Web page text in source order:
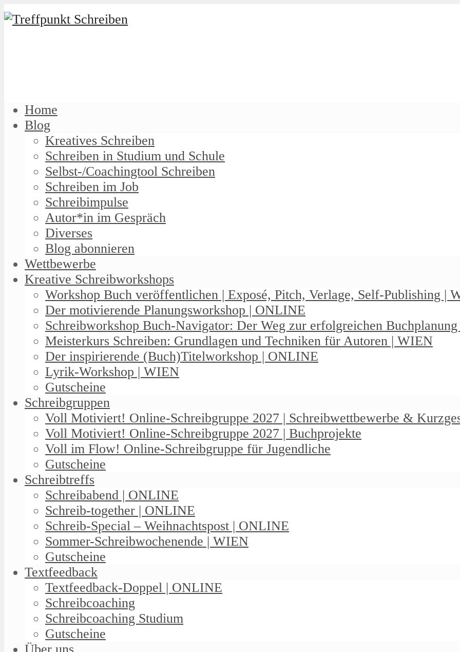
Home
Blog
Kreatives Schreiben
Schreiben in Studium und Schule
Selbst-/Coachingtool Schreiben
Schreiben im Job
Schreibimpulse
Autor*in im Gespräch
Diverses
Blog abonnieren
Wettbewerbe
Kreative Schreibworkshops
Workshop Buch veröffentlichen | Exposé, Pitch, Verlage, Self-Publishing |
Der motivierende Planungsworkshop | ONLINE
Schreibworkshop Buch-Navigator: Der Weg zur erfolgreichen
Meisterkurs Schreiben: Grundlagen und Techniken für Autoren | WIEN
Der inspirierende (Buch)Titelworkshop | ONLINE
Lyrik-Workshop | WIEN
Gutscheine
Schreibgruppen
Voll Motiviert! Online-Schreibgruppe 2027 | Schreibwettbewerbe &
Voll Motiviert! Online-Schreibgruppe 2027 | Buchprojekte
Voll im Flow! Online-Schreibgruppe für Jugendliche
Gutscheine
Schreibtreffs
Schreibabend | ONLINE
Schreib-together | ONLINE
Schreib-Special – Weihnachtspost | ONLINE
Sommer-Schreibwochenende | WIEN
Gutscheine
Textfeedback
Textfeedback-Doppel | ONLINE
Schreibcoaching
Schreibcoaching Studium
Gutscheine
Über uns